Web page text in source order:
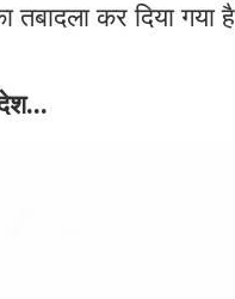
तबादला कर दिया